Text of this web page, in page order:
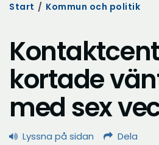
Start / Kommun och politik
kortade
med sex
Lyssna på sidan Dela